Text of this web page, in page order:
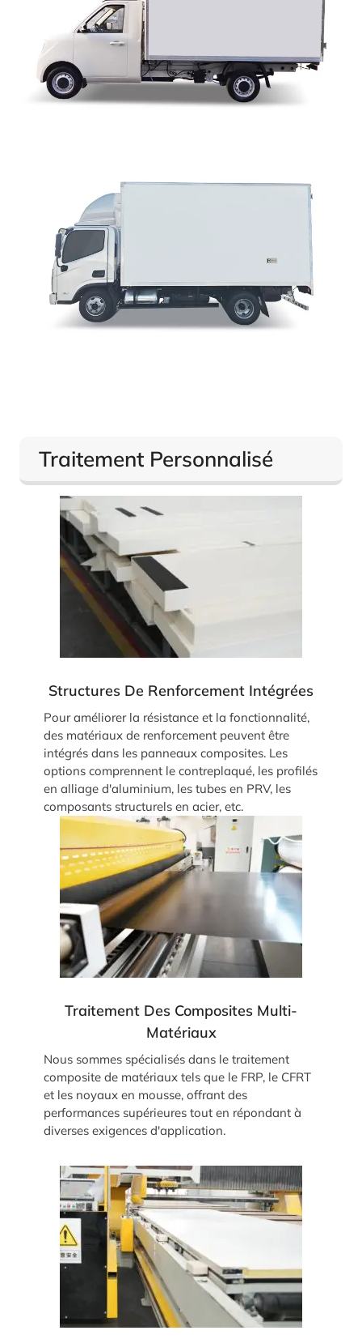
Traitement Personnalisé
Structures De Renforcement Intégrées
Pour améliorer la résistance et la fonctionnalité,
des matériaux de renforcement peuvent être
intégrés dans les panneaux composites. Les
options comprennent le contreplaqué, les profilés
en alliage d'aluminium, les tubes en PRV, les
composants structurels en acier, etc.
Traitement Des Composites Multi-
Matériaux
Nous sommes spécialisés dans le traitement
composite de matériaux tels que le FRP, le CFRT
et les noyaux en mousse, offrant des
performances supérieures tout en répondant à
diverses exigences d'application.